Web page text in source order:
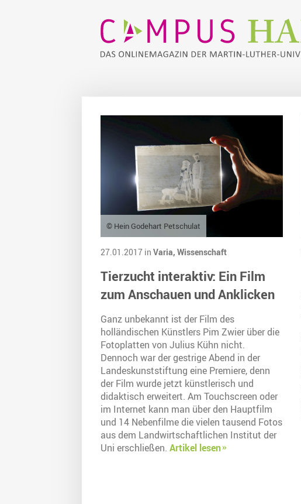
© Hein Godehart Petschulat
27.01.2017 in Varia, Wissenschaft
Tierzucht interaktiv: Ein Film
zum Anschauen und Anklicken
Ganz unbekannt ist der Film des
holländischen Künstlers Pim Zwier über die
Fotoplatten von Julius Kühn nicht.
Dennoch war der gestrige Abend in der
Landeskunststiftung eine Premiere, denn
der Film wurde jetzt künstlerisch und
didaktisch erweitert. Am Touchscreen oder
im Internet kann man über den Hauptfilm
und 14 Nebenfilme die vielen tausend Fotos
aus dem Landwirtschaftlichen Institut der
Uni erschließen. Artikel lesen